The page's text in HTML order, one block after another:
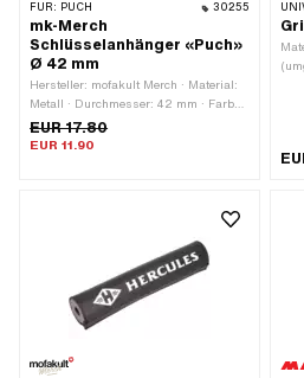
FÜR: PUCH 30255
mk-Merch
Schlüsselanhänger «Puch»
Ø 42 mm
Hersteller: mofakult Merch · Material:
Metall · Durchmesser: 42 mm · Farbe:
silber
EUR 17.80
EUR 11.90